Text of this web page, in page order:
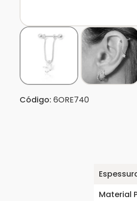
Código: 6ORE740
Material